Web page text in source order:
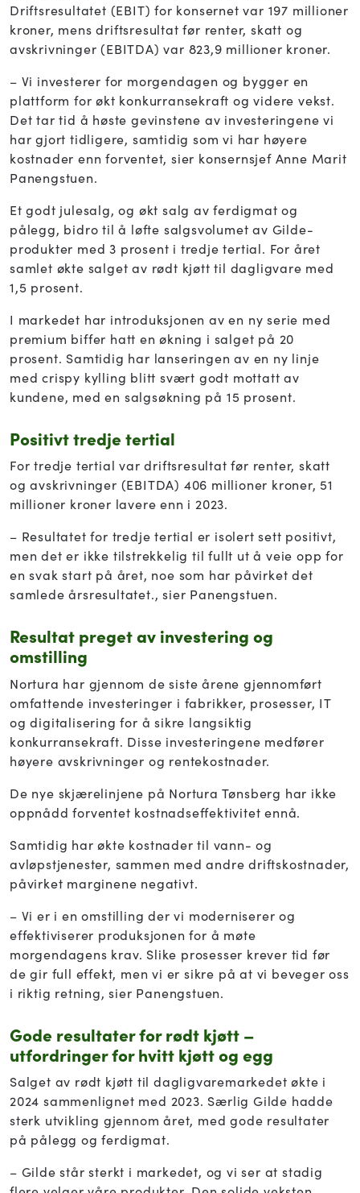
Driftsresultatet (EBIT) for konsernet var 197 millioner
kroner, mens driftsresultat før renter, skatt og
avskrivninger (EBITDA) var 823,9 millioner kroner.
– Vi investerer for morgendagen og bygger en
plattform for økt konkurransekraft og videre vekst.
Det tar tid å høste gevinstene av investeringene vi
har gjort tidligere, samtidig som vi har høyere
kostnader enn forventet, sier konsernsjef Anne Marit
Panengstuen.
Et godt julesalg, og økt salg av ferdigmat og
pålegg, bidro til å løfte salgsvolumet av Gilde-
produkter med 3 prosent i tredje tertial. For året
samlet økte salget av rødt kjøtt til dagligvare med
1,5 prosent.
I markedet har introduksjonen av en ny serie med
premium biffer hatt en økning i salget på 20
prosent. Samtidig har lanseringen av en ny linje
med crispy kylling blitt svært godt mottatt av
kundene, med en salgsøkning på 15 prosent.
Positivt tredje tertial
For tredje tertial var driftsresultat før renter, skatt
og avskrivninger (EBITDA) 406 millioner kroner, 51
millioner kroner lavere enn i 2023.
– Resultatet for tredje tertial er isolert sett positivt,
men det er ikke tilstrekkelig til fullt ut å veie opp for
en svak start på året, noe som har påvirket det
samlede årsresultatet., sier Panengstuen.
Resultat preget av investering og
omstilling
Nortura har gjennom de siste årene gjennomført
omfattende investeringer i fabrikker, prosesser, IT
og digitalisering for å sikre langsiktig
konkurransekraft. Disse investeringene medfører
høyere avskrivninger og rentekostnader.
De nye skjærelinjene på Nortura Tønsberg har ikke
oppnådd forventet kostnadseffektivitet ennå.
Samtidig har økte kostnader til vann- og
avløpstjenester, sammen med andre driftskostnader,
påvirket marginene negativt.
– Vi er i en omstilling der vi moderniserer og
effektiviserer produksjonen for å møte
morgendagens krav. Slike prosesser krever tid før
de gir full effekt, men vi er sikre på at vi beveger oss
i riktig retning, sier Panengstuen.
Gode resultater for rødt kjøtt –
utfordringer for hvitt kjøtt og egg
Salget av rødt kjøtt til dagligvaremarkedet økte i
2024 sammenlignet med 2023. Særlig Gilde hadde
sterk utvikling gjennom året, med gode resultater
på pålegg og ferdigmat.
– Gilde står sterkt i markedet, og vi ser at stadig